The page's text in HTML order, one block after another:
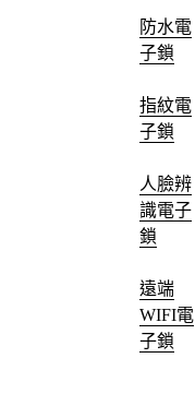
防水電
子鎖
指紋電
子鎖
人臉辨
識電子
鎖
遠端
WIFI電
子鎖